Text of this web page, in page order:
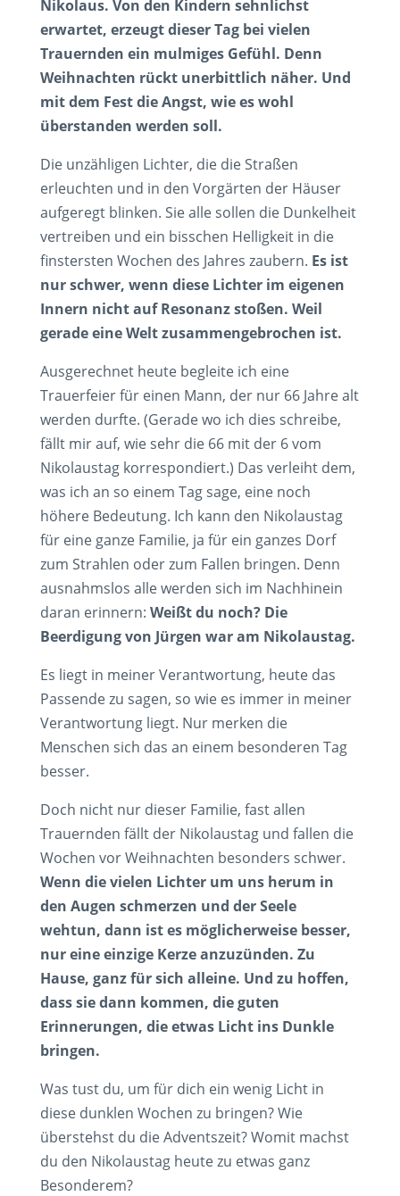
Nikolaus. Von den Kindern sehnlichst
erwartet, erzeugt dieser Tag bei vielen
Trauernden ein mulmiges Gefühl. Denn
Weihnachten rückt unerbittlich näher. Und
mit dem Fest die Angst, wie es wohl
überstanden werden soll.
Die unzähligen Lichter, die die Straßen
erleuchten und in den Vorgärten der Häuser
aufgeregt blinken. Sie alle sollen die Dunkelheit
vertreiben und ein bisschen Helligkeit in die
finstersten Wochen des Jahres zaubern. Es ist
nur schwer, wenn diese Lichter im eigenen
Innern nicht auf Resonanz stoßen. Weil
gerade eine Welt zusammengebrochen ist.
Ausgerechnet heute begleite ich eine
Trauerfeier für einen Mann, der nur 66 Jahre alt
werden durfte. (Gerade wo ich dies schreibe,
fällt mir auf, wie sehr die 66 mit der 6 vom
Nikolaustag korrespondiert.) Das verleiht dem,
was ich an so einem Tag sage, eine noch
höhere Bedeutung. Ich kann den Nikolaustag
für eine ganze Familie, ja für ein ganzes Dorf
zum Strahlen oder zum Fallen bringen. Denn
ausnahmslos alle werden sich im Nachhinein
daran erinnern: Weißt du noch? Die
Beerdigung von Jürgen war am Nikolaustag.
Es liegt in meiner Verantwortung, heute das
Passende zu sagen, so wie es immer in meiner
Verantwortung liegt. Nur merken die
Menschen sich das an einem besonderen Tag
besser.
Doch nicht nur dieser Familie, fast allen
Trauernden fällt der Nikolaustag und fallen die
Wochen vor Weihnachten besonders schwer.
Wenn die vielen Lichter um uns herum in
den Augen schmerzen und der Seele
wehtun, dann ist es möglicherweise besser,
nur eine einzige Kerze anzuzünden. Zu
Hause, ganz für sich alleine. Und zu hoffen,
dass sie dann kommen, die guten
Erinnerungen, die etwas Licht ins Dunkle
bringen.
Was tust du, um für dich ein wenig Licht in
diese dunklen Wochen zu bringen? Wie
überstehst du die Adventszeit? Womit machst
du den Nikolaustag heute zu etwas ganz
Besonderem?